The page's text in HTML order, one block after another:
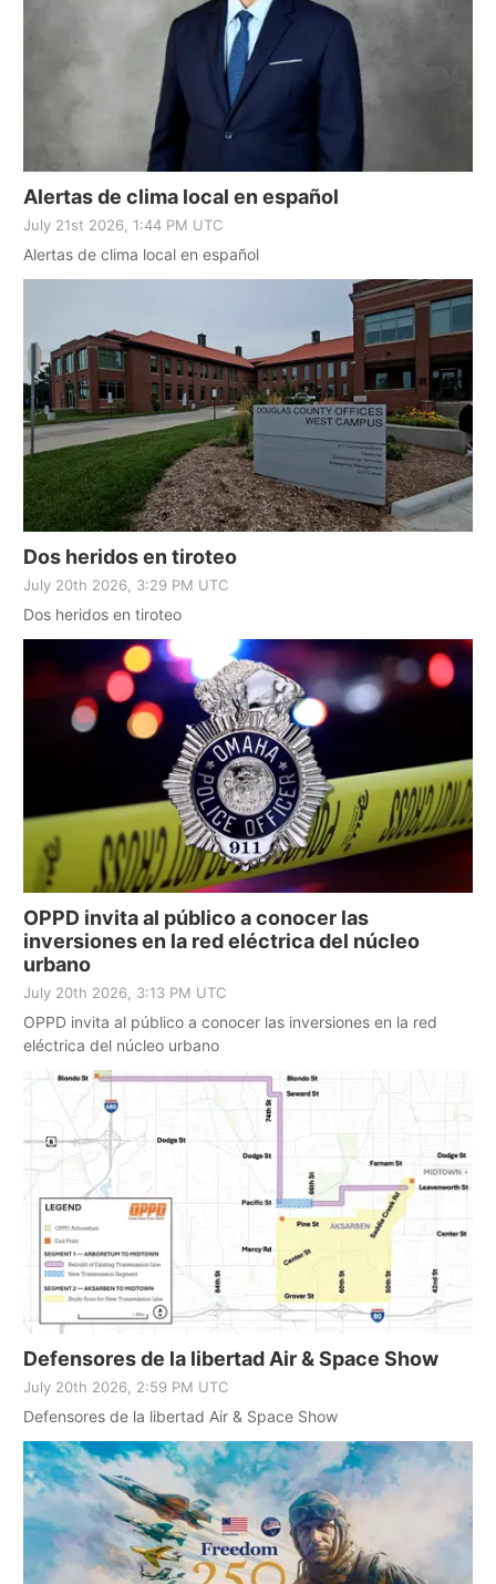
Alertas de clima local en español
July 21st 2026, 1:44 PM UTC
Alertas de clima local en español
Dos heridos en tiroteo
July 20th 2026, 3:29 PM UTC
Dos heridos en tiroteo
OPPD invita al público a conocer las
inversiones en la red eléctrica del núcleo
urbano
July 20th 2026, 3:13 PM UTC
OPPD invita al público a conocer las inversiones en la red
eléctrica del núcleo urbano
Defensores de la libertad Air & Space Show
July 20th 2026, 2:59 PM UTC
Defensores de la libertad Air & Space Show